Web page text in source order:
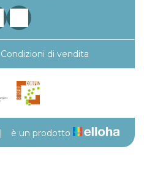
Condizioni di vendita
| è un prodotto